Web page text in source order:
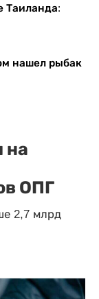
Таиланда:
нашел рыбак
на
ОПГ
2,7 млрд